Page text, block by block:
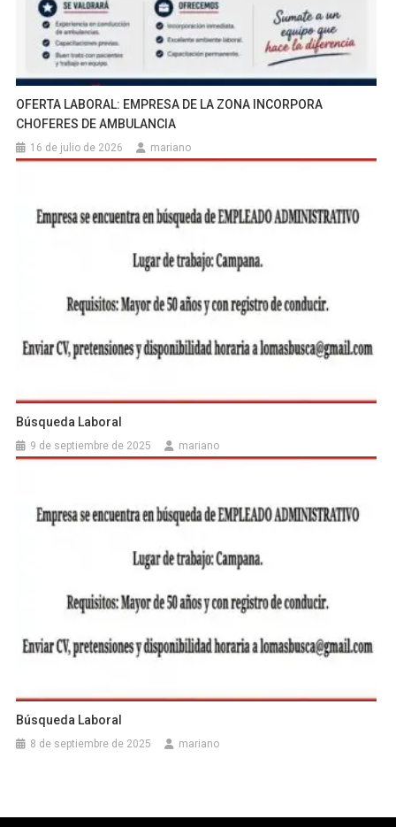
OFERTA LABORAL: EMPRESA DE LA ZONA INCORPORA
CHOFERES DE AMBULANCIA
16 de julio de 2026 mariano
Búsqueda Laboral
9 de septiembre de 2025 mariano
Búsqueda Laboral
8 de septiembre de 2025 mariano